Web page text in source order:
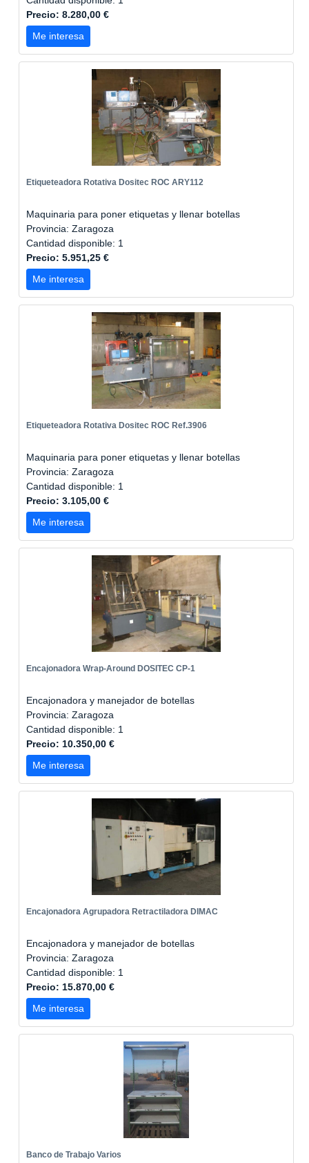
Precio: 8.280,00 €
Me interesa
Etiqueteadora Rotativa Dositec ROC ARY112
Maquinaria para poner etiquetas y llenar botellas
Provincia: Zaragoza
Cantidad disponible: 1
Precio: 5.951,25 €
Me interesa
Etiqueteadora Rotativa Dositec ROC Ref.3906
Maquinaria para poner etiquetas y llenar botellas
Provincia: Zaragoza
Cantidad disponible: 1
Precio: 3.105,00 €
Me interesa
Encajonadora Wrap-Around DOSITEC CP-1
Encajonadora y manejador de botellas
Provincia: Zaragoza
Cantidad disponible: 1
Precio: 10.350,00 €
Me interesa
Encajonadora Agrupadora Retractiladora DIMAC
Encajonadora y manejador de botellas
Provincia: Zaragoza
Cantidad disponible: 1
Precio: 15.870,00 €
Me interesa
Banco de Trabajo Varios